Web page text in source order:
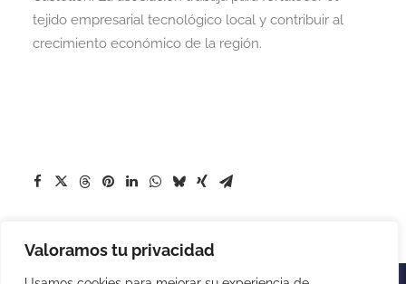
Valoramos tu privacidad
tejido empresarial tecnológico local y contribuir al
crecimiento económico de la región.